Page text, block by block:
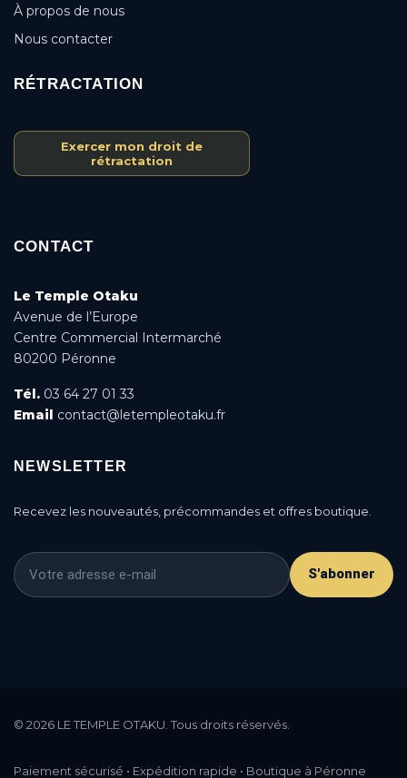
Module manager / AN Cookie Popup.
À propos de nous
Nous contacter
RÉTRACTATION
Exercer mon droit de
rétractation
CONTACT
Le Temple Otaku
Avenue de l’Europe
Centre Commercial Intermarché
80200 Péronne
Tél. 03 64 27 01 33
Email contact@letempleotaku.fr
NEWSLETTER
Recevez les nouveautés, précommandes et offres boutique.
S'abonner
© 2026 LE TEMPLE OTAKU. Tous droits réservés.
Paiement sécurisé • Expédition rapide • Boutique à Péronne